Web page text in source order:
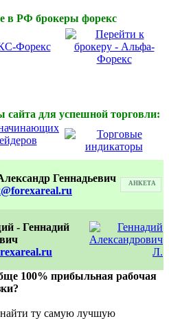
в РФ брокеры форекс
сайта для успешной торговли:
Геннадьевич
АНКЕТА
- Геннадий
100% прибыльная рабочая
ту самую лучшую